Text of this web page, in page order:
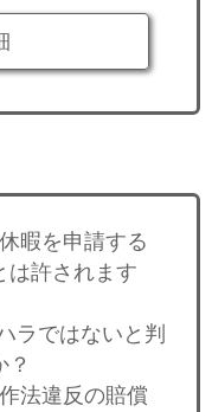
暇を申請する
は許されます
ラではないと判
法違反の賠償